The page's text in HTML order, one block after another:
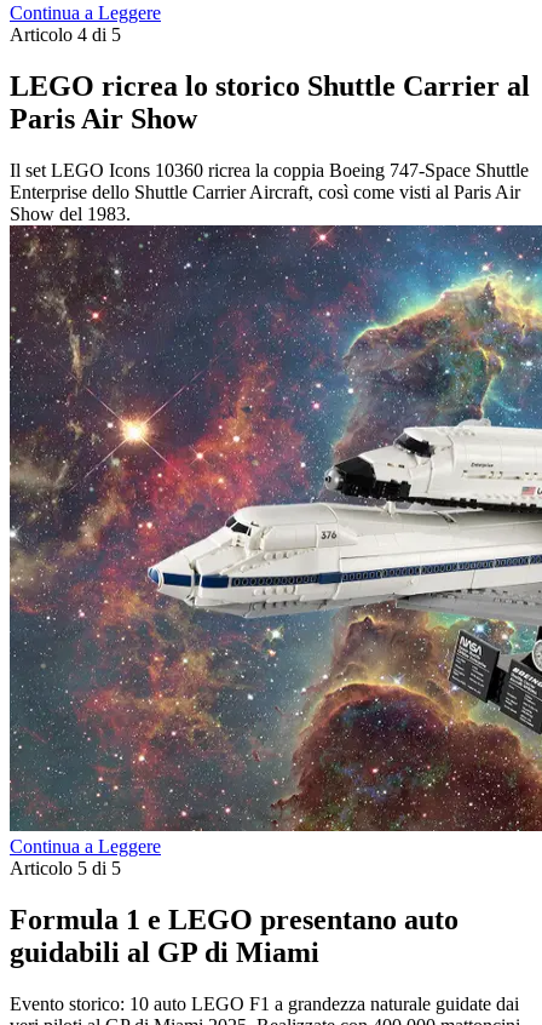
Continua a Leggere
Articolo 4 di 5
LEGO ricrea lo storico Shuttle Carrier al
Paris Air Show
Il set LEGO Icons 10360 ricrea la coppia Boeing 747-Space Shuttle
Enterprise dello Shuttle Carrier Aircraft, così come visti al Paris Air
Show del 1983.
Continua a Leggere
Articolo 5 di 5
Formula 1 e LEGO presentano auto
guidabili al GP di Miami
Evento storico: 10 auto LEGO F1 a grandezza naturale guidate dai